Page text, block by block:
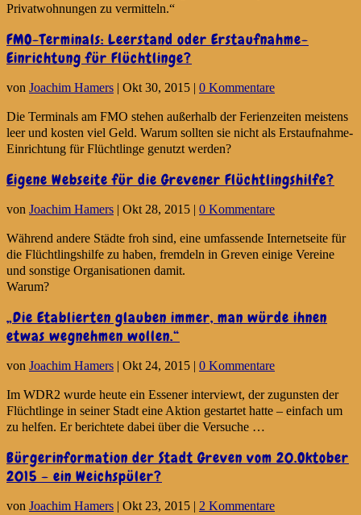
Privatwohnungen zu vermitteln.“
FMO-Terminals: Leerstand oder Erstaufnahme-
Einrichtung für Flüchtlinge?
von Joachim Hamers | Okt 30, 2015 | 0 Kommentare
Die Terminals am FMO stehen außerhalb der Ferienzeiten meistens
leer und kosten viel Geld. Warum sollten sie nicht als Erstaufnahme-
Einrichtung für Flüchtlinge genutzt werden?
Eigene Webseite für die Grevener Flüchtlingshilfe?
von Joachim Hamers | Okt 28, 2015 | 0 Kommentare
Während andere Städte froh sind, eine umfassende Internetseite für
die Flüchtlingshilfe zu haben, fremdeln in Greven einige Vereine
und sonstige Organisationen damit.
Warum?
„Die Etablierten glauben immer, man würde ihnen
etwas wegnehmen wollen.“
von Joachim Hamers | Okt 24, 2015 | 0 Kommentare
Im WDR2 wurde heute ein Essener interviewt, der zugunsten der
Flüchtlinge in seiner Stadt eine Aktion gestartet hatte – einfach um
zu helfen. Er berichtete dabei über die Versuche …
Bürgerinformation der Stadt Greven vom 20.Oktober
2015 – ein Weichspüler?
von Joachim Hamers | Okt 23, 2015 | 2 Kommentare